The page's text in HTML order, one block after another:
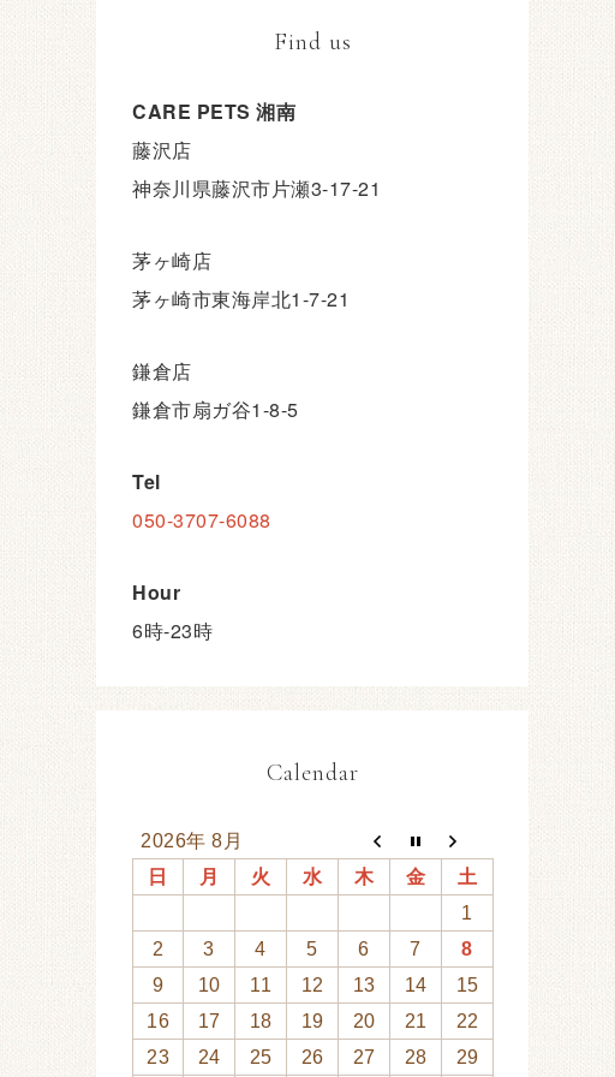
Find us
CARE PETS 湘南
藤沢店
神奈川県藤沢市片瀬3-17-21
茅ヶ崎店
茅ヶ崎市東海岸北1-7-21
鎌倉店
鎌倉市扇ガ谷1-8-5
Tel
050-3707-6088
Hour
6時-23時
Calendar
2026年 8月
日
月 火 水 木 金
土
1
2
3 4 5 6 7
8
9
10 11 12 13 14
15
16
17 18 19 20 21
22
23
24 25 26 27 28 29